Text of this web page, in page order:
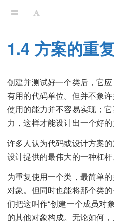
1.4 方案的重
创建并测试好一个类后，它
有用的代码单位。但并不象
使用的能力并不容易实现；
力，这样才能设计出一个好
许多人认为代码或设计方案
设计提供的最伟大的一种杠杆
为重复使用一个类，最简单
对象。但同时也能将那个类
们把这叫作“创建一个成员对
的其他对象构成。无论如何